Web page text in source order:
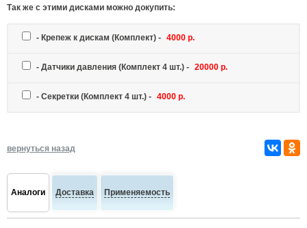
Так же c этими дисками можно докупить:
- Крепеж к дискам (Комплект) - 4000 р.
- Датчики давления (Комплект 4 шт.) - 20000 р.
- Секретки (Комплект 4 шт.) - 4000 р.
вернуться назад
Аналоги Доставка Применяемость